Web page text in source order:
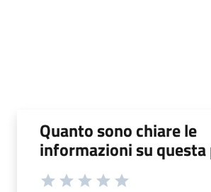
Quanto sono chiare le
informazioni su questa